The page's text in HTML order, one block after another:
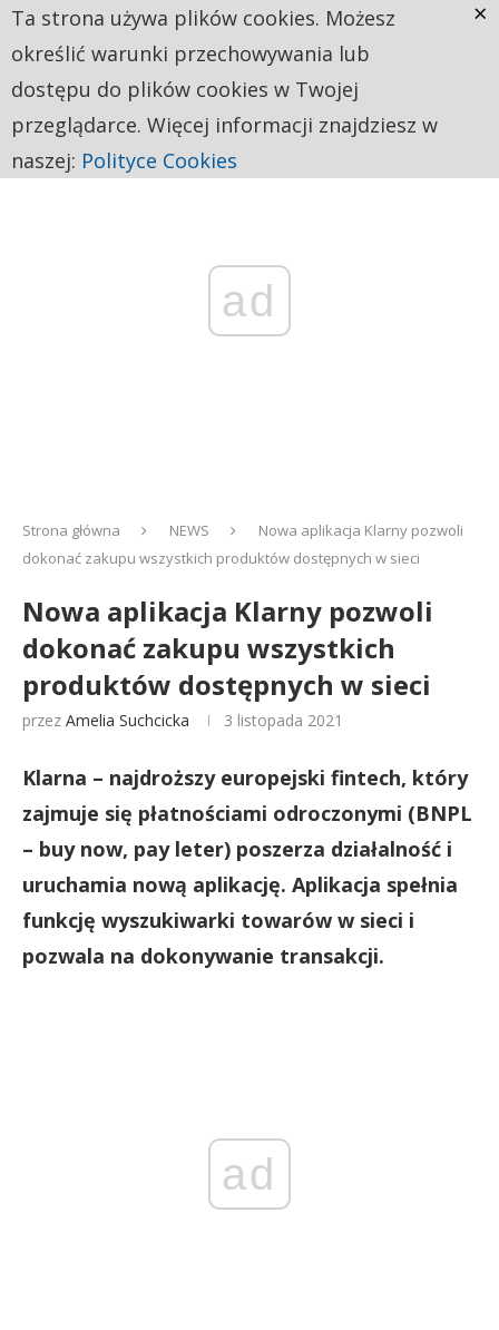
ad
Strona główna NEWS
Nowa aplikacja Klarny pozwoli
dokonać zakupu wszystkich produktów dostępnych w sieci
Nowa aplikacja Klarny pozwoli
dokonać zakupu wszystkich
produktów dostępnych w sieci
przez Amelia Suchcicka 3 listopada 2021
Klarna – najdroższy europejski fintech, który
zajmuje się płatnościami odroczonymi (BNPL
– buy now, pay leter) poszerza działalność i
uruchamia nową aplikację. Aplikacja spełnia
funkcję wyszukiwarki towarów w sieci i
pozwala na dokonywanie transakcji.
ad
Ta strona używa plików cookies. Możesz
określić warunki przechowywania lub
dostępu do plików cookies w Twojej
przeglądarce. Więcej informacji znajdziesz w
naszej: Polityce Cookies
×